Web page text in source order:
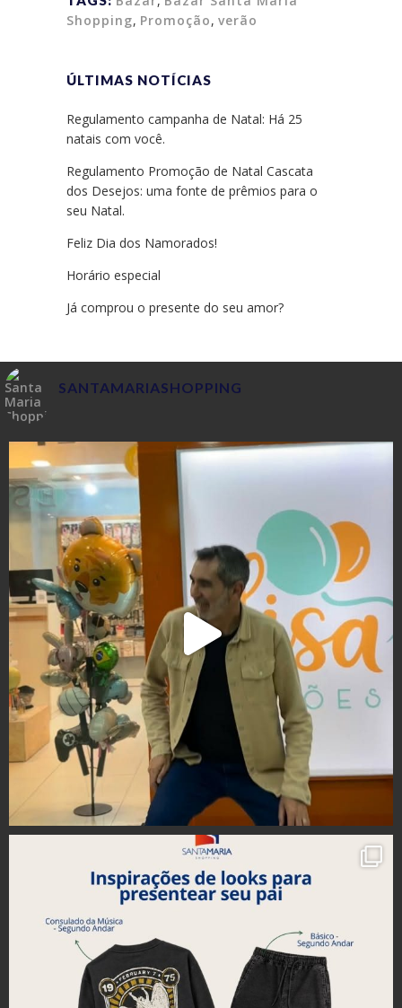
Shopping, Promoção, verão
ÚLTIMAS NOTÍCIAS
Regulamento campanha de Natal: Há 25
natais com você.
Regulamento Promoção de Natal Cascata
dos Desejos: uma fonte de prêmios para o
seu Natal.
Feliz Dia dos Namorados!
Horário especial
Já comprou o presente do seu amor?
SANTAMARIASHOPPING